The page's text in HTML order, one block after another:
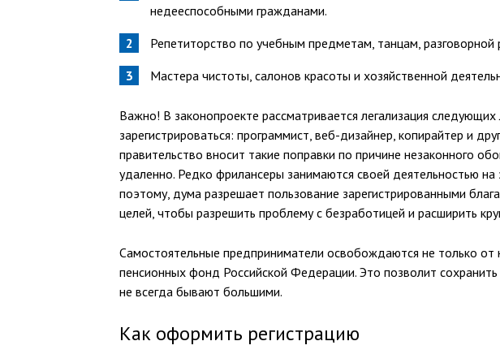
недееспособными гражданами.
Репетиторство по учебным предметам, танцам, разговорной
Мастера чистоты, салонов красоты и хозяйственной
Важно! В законопроекте рассматривается легализация
зарегистрироваться: программист, веб-дизайнер, копирайтер и
правительство вносит такие поправки по причине незаконного
удаленно. Редко фрилансеры занимаются своей деятельностью
поэтому, дума разрешает пользование зарегистрированными
целей, чтобы разрешить проблему с безработицей и расширить
Самостоятельные предприниматели освобождаются не только от
пенсионных фонд Российской Федерации. Это позволит
не всегда бывают большими.
Как оформить регистрацию